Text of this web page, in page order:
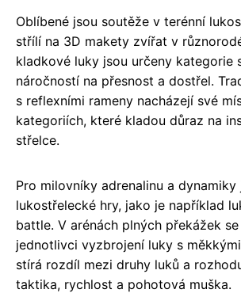
Oblíbené jsou soutěže v terénní
střílí na 3D makety zvířat v
kladkové luky jsou určeny kategorie
náročností na přesnost a dostřel.
s reflexními rameny nacházejí své
kategoriích, které kladou důraz na
střelce.
Pro milovníky adrenalinu a
lukostřelecké hry, jako je například
battle. V arénách plných překážek
jednotlivci vyzbrojení luky s
stírá rozdíl mezi druhy luků a
taktika, rychlost a pohotová muška.